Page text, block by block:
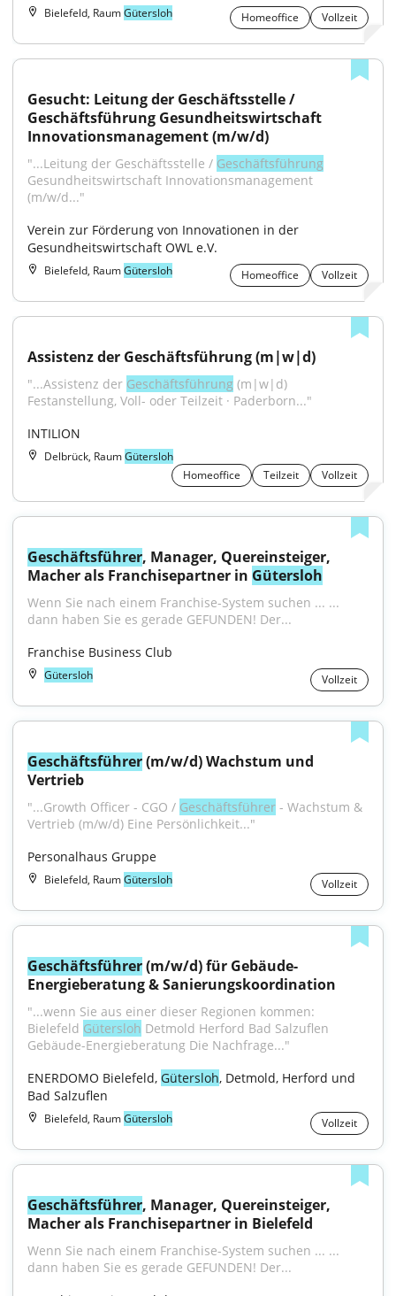
Bielefeld, RaumGütersloh Homeoffice Vollzeit
Gesucht: Leitung der Geschäftsstelle /
Geschäftsführung Gesundheitswirtschaft
Innovationsmanagement (m/w/d)
"...Leitung der Geschäftsstelle / Geschäftsführung
Gesundheitswirtschaft Innovationsmanagement
(m/w/d..."
Verein zur Förderung von Innovationen in der
Gesundheitswirtschaft OWL e.V.
Bielefeld, RaumGütersloh Homeoffice Vollzeit
Assistenz der Geschäftsführung (m|w|d)
"...Assistenz der Geschäftsführung (m|w|d)
Festanstellung, Voll- oder Teilzeit · Paderborn..."
INTILION
Delbrück, RaumGütersloh
Homeoffice
Teilzeit Vollzeit
Geschäftsführer, Manager, Quereinsteiger,
Macher als Franchisepartner in Gütersloh
Wenn Sie nach einem Franchise-System suchen ... ...
dann haben Sie es gerade GEFUNDEN! Der...
Franchise Business Club
Gütersloh Vollzeit
Geschäftsführer (m/w/d) Wachstum und
Vertrieb
"...Growth Officer - CGO / Geschäftsführer - Wachstum &
Vertrieb (m/w/d) Eine Persönlichkeit..."
Personalhaus Gruppe
Bielefeld, RaumGütersloh Vollzeit
Geschäftsführer (m/w/d) für Gebäude-
Energieberatung & Sanierungskoordination
"...wenn Sie aus einer dieser Regionen kommen:
Bielefeld Gütersloh Detmold Herford Bad Salzuflen
Gebäude-Energieberatung Die Nachfrage..."
ENERDOMO Bielefeld, Gütersloh, Detmold, Herford und
Bad Salzuflen
Bielefeld, RaumGütersloh Vollzeit
Geschäftsführer, Manager, Quereinsteiger,
Macher als Franchisepartner in Bielefeld
Wenn Sie nach einem Franchise-System suchen ... ...
dann haben Sie es gerade GEFUNDEN! Der...